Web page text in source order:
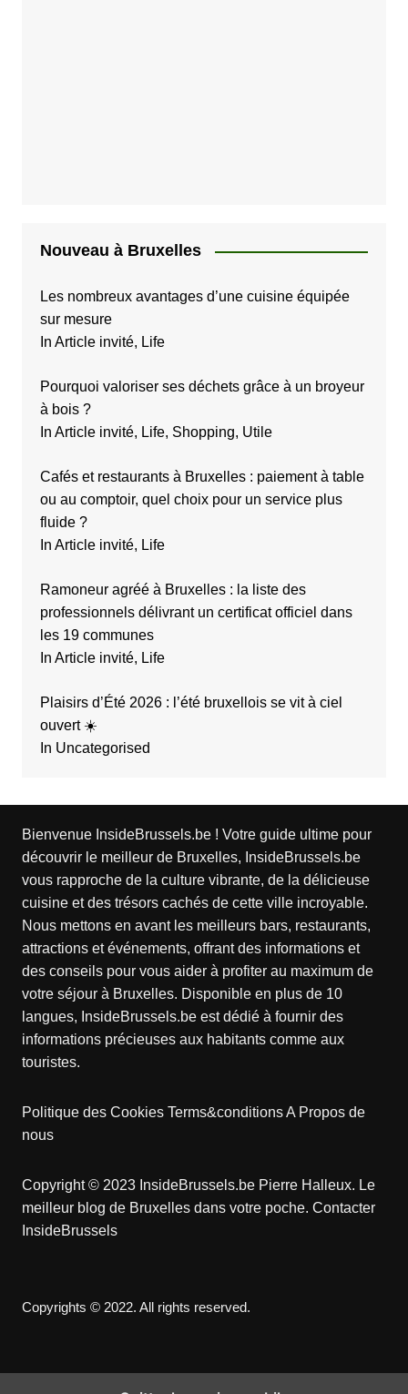
Nouveau à Bruxelles
Les nombreux avantages d’une cuisine équipée
sur mesure
In Article invité, Life
Pourquoi valoriser ses déchets grâce à un broyeur
à bois ?
In Article invité, Life, Shopping, Utile
Cafés et restaurants à Bruxelles : paiement à table
ou au comptoir, quel choix pour un service plus
fluide ?
In Article invité, Life
Ramoneur agréé à Bruxelles : la liste des
professionnels délivrant un certificat officiel dans
les 19 communes
In Article invité, Life
Plaisirs d’Été 2026 : l’été bruxellois se vit à ciel
ouvert ☀️
In Uncategorised
Bienvenue InsideBrussels.be ! Votre guide ultime pour
découvrir le meilleur de Bruxelles, InsideBrussels.be
vous rapproche de la culture vibrante, de la délicieuse
cuisine et des trésors cachés de cette ville incroyable.
Nous mettons en avant les meilleurs bars, restaurants,
attractions et événements, offrant des informations et
des conseils pour vous aider à profiter au maximum de
votre séjour à Bruxelles. Disponible en plus de 10
langues, InsideBrussels.be est dédié à fournir des
informations précieuses aux habitants comme aux
touristes.
Politique des Cookies Terms&conditionsA Propos de
nous
Copyright © 2023 InsideBrussels.be Pierre Halleux. Le
meilleur blog de Bruxelles dans votre poche. Contacter
InsideBrussels
Copyrights © 2022. All rights reserved.